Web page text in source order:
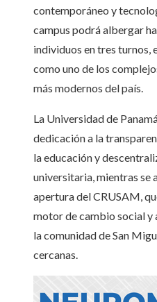
contemporáneo y
campus podrá albergar
individuos en tres turnos,
como uno de los
más modernos del país.
La Universidad de
dedicación a la
la educación y
universitaria, mientras se
apertura del CRUSAM,
motor de cambio social y
la comunidad de San
cercanas.